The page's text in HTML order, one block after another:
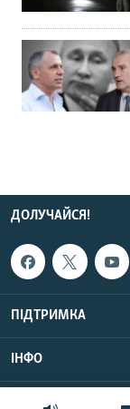
ДОЛУЧАЙСЯ!
ПІДТРИМКА
ІНФО